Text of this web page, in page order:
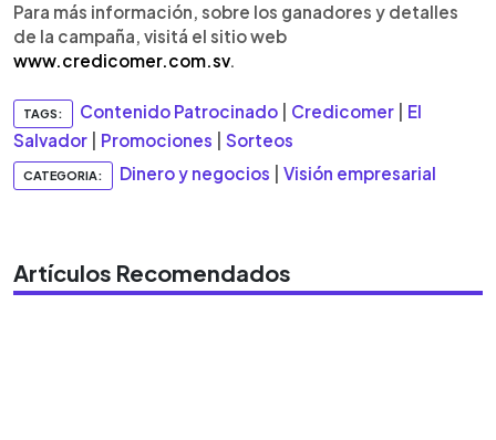
Para más información, sobre los ganadores y detalles
de la campaña, visitá el sitio web
www.credicomer.com.sv.
TAGS: Contenido Patrocinado Credicomer
El
Salvador
Promociones Sorteos
CATEGORIA: Dinero y negocios Visión empresarial
Artículos Recomendados